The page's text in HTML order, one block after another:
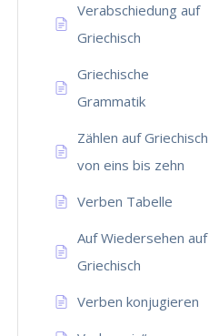
Verabschiedung auf
Griechisch
Griechische
Grammatik
Zählen auf Griechisch
von eins bis zehn
Verben Tabelle
Auf Wiedersehen auf
Griechisch
Verben konjugieren